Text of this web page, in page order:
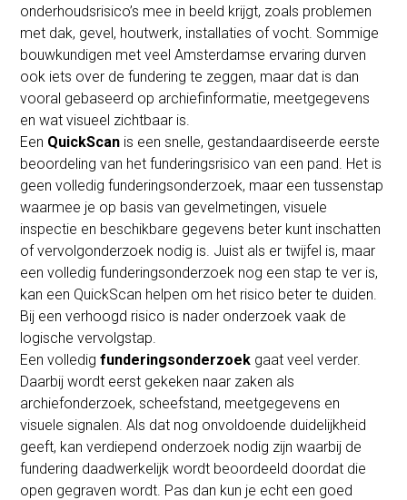
onderhoudsrisico’s mee in beeld krijgt, zoals problemen
met dak, gevel, houtwerk, installaties of vocht. Sommige
bouwkundigen met veel Amsterdamse ervaring durven
ook iets over de fundering te zeggen, maar dat is dan
vooral gebaseerd op archiefinformatie, meetgegevens
en wat visueel zichtbaar is.
Een QuickScan is een snelle, gestandaardiseerde eerste
beoordeling van het funderingsrisico van een pand. Het is
geen volledig funderingsonderzoek, maar een tussenstap
waarmee je op basis van gevelmetingen, visuele
inspectie en beschikbare gegevens beter kunt inschatten
of vervolgonderzoek nodig is. Juist als er twijfel is, maar
een volledig funderingsonderzoek nog een stap te ver is,
kan een QuickScan helpen om het risico beter te duiden.
Bij een verhoogd risico is nader onderzoek vaak de
logische vervolgstap.
Een volledigfunderingsonderzoek gaat veel verder.
Daarbij wordt eerst gekeken naar zaken als
archiefonderzoek, scheefstand, meetgegevens en
visuele signalen. Als dat nog onvoldoende duidelijkheid
geeft, kan verdiepend onderzoek nodig zijn waarbij de
fundering daadwerkelijk wordt beoordeeld doordat die
open gegraven wordt. Pas dan kun je echt een goed